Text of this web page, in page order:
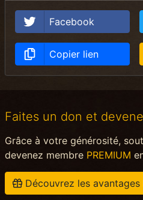
Facebook
Copier lien
Faites un don et
Grâce à votre générosité,
devenez membre PREMIUM
Découvrez les avantages